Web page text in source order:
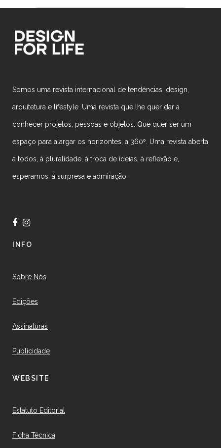
Somos uma revista internacional de tendências, design,
arquitetura e lifestyle. Uma revista que lhe quer dar a
conhecer projetos, pessoas e objetos. Que quer ser um
espaço para alargar os horizontes, a 360º. Uma revista aberta
a todos, à pluralidade, à troca de ideias, à reflexão e,
esperamos, à surpresa e admiração.
INFO
Sobre Nós
Edições
Assinaturas
Publicidade
WEBSITE
Estatuto Editorial
Ficha Técnica